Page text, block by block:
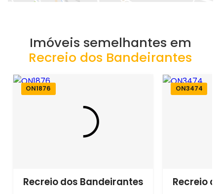
Imóveis semelhantes em
Recreio dos Bandeirantes
ON1876
Recreio dos Bandeirantes
ON3474
Recreio